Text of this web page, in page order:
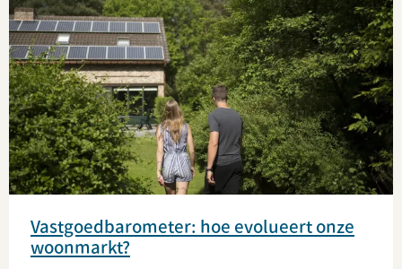
Vastgoedbarometer: hoe evolueert onze
woonmarkt?